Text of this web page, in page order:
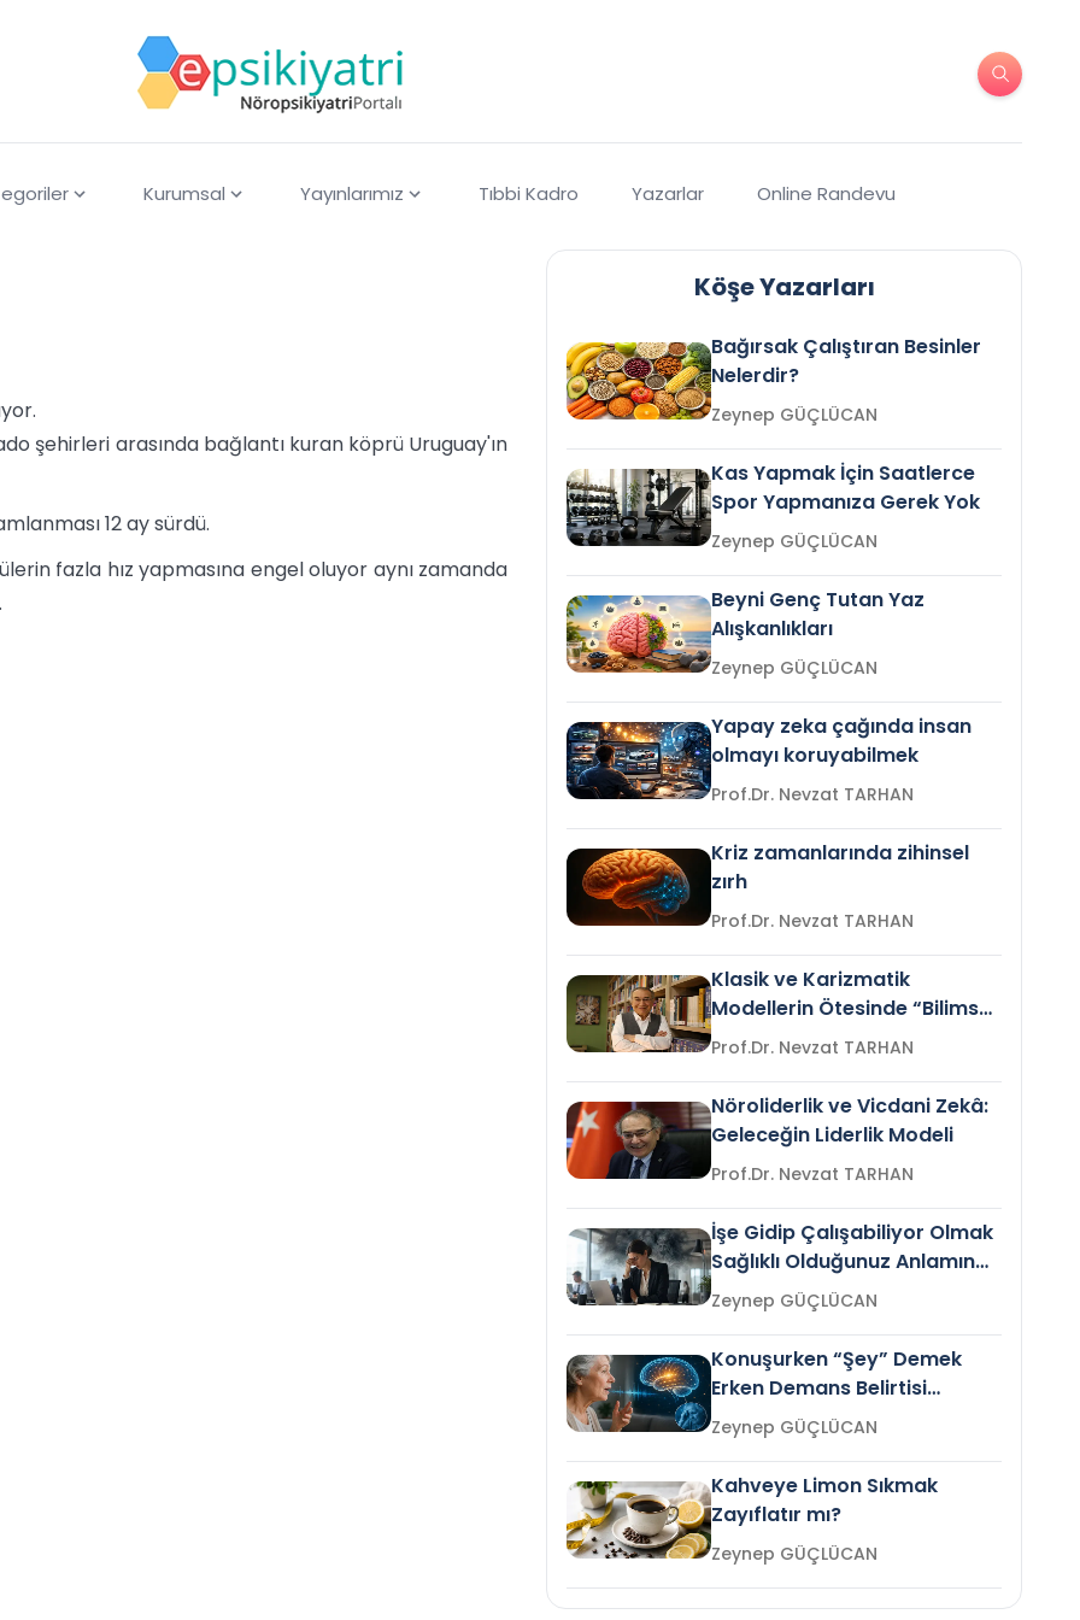
Kurumsal Yayınlarımız Tıbbi Kadro Yazarlar Online Randevu
şehirleri arasında bağlantı kuran köprü Uruguay'ın
12 ay sürdü.
fazla hız yapmasına engel oluyor aynı zamanda
Köşe Yazarları
Bağırsak Çalıştıran Besinler
Nelerdir?
Zeynep GÜÇLÜCAN
Kas Yapmak İçin Saatlerce
Spor Yapmanıza Gerek Yok
Zeynep GÜÇLÜCAN
Beyni Genç Tutan Yaz
Alışkanlıkları
Zeynep GÜÇLÜCAN
Yapay zeka çağında insan
olmayı koruyabilmek
Prof.Dr. Nevzat TARHAN
Kriz zamanlarında zihinsel
zırh
Prof.Dr. Nevzat TARHAN
Klasik ve Karizmatik
Modellerin Ötesinde “Bilimsel
Liderlik”
Prof.Dr. Nevzat TARHAN
Nöroliderlik ve Vicdani Zekâ:
Geleceğin Liderlik Modeli
Prof.Dr. Nevzat TARHAN
İşe Gidip Çalışabiliyor Olmak
Sağlıklı Olduğunuz Anlamına
Gelir mi?Zeynep GÜÇLÜCAN
Konuşurken “Şey” Demek
Erken Demans Belirtisi
Olabilir mi?Zeynep GÜÇLÜCAN
Kahveye Limon Sıkmak
Zayıflatır mı?
Zeynep GÜÇLÜCAN